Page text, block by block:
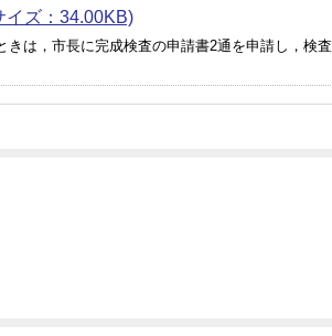
イズ：34.00KB)
は，市長に完成検査の申請書2通を申請し，検